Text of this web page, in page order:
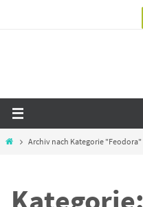
StartArchiv nach Kategorie "Feodora"